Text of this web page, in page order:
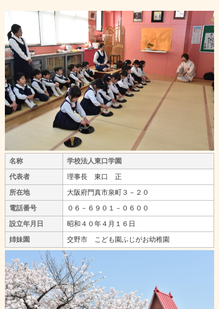
名称
学校法人東口学園
代表者
理事長 東口 正
所在地
大阪府門真市泉町３－２０
電話番号
０６－６９０１－０６００
設立年月日
昭和４０年４月１６日
姉妹園
交野市 こども園ふじがお幼稚園